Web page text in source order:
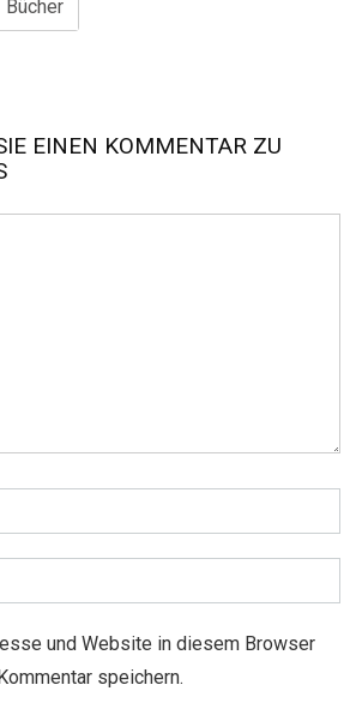
Bücher
EINEN KOMMENTAR ZU
und Website in diesem Browser
speichern.